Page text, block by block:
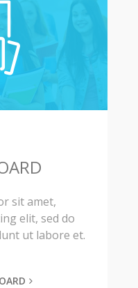
sit amet,
elit, sed do
ut labore et.